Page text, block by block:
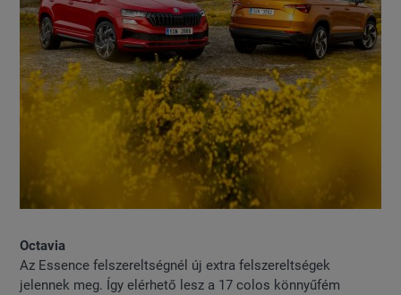
Octavia
Az Essence felszereltségnél új extra felszereltségek
jelennek meg. Így elérhető lesz a 17 colos könnyűfém